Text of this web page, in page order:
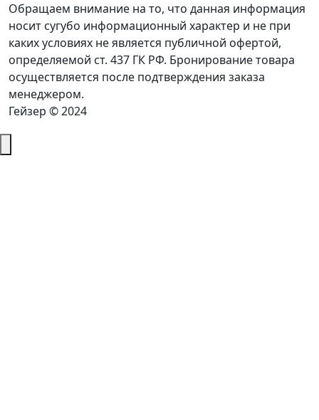
Обращаем внимание на то, что данная информация
носит сугубо информационный характер и не при
каких условиях не является публичной офертой,
определяемой ст. 437 ГК РФ. Бронирование товара
осуществляется после подтверждения заказа
менеджером.
Гейзер © 2024